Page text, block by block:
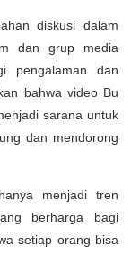
diskusi dalam
dan grup media
pengalaman dan
bahwa video Bu
sarana untuk
dan mendorong
menjadi tren
berharga bagi
setiap orang bisa